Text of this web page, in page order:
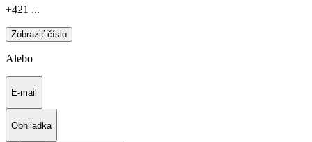
+421 ...
Zobraziť číslo
Alebo
E-mail
Obhliadka